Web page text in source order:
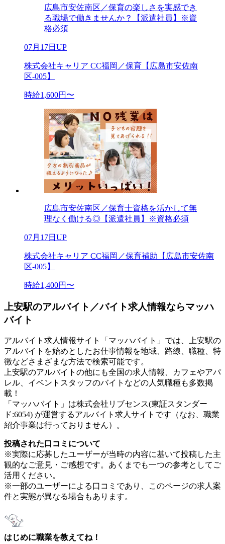
広島市安佐南区／保育の楽しさを実感でき
る職場で働きませんか？【派遣社員】※資
格必須
07月17日UP
株式会社キャリア CC福岡／保育【広島市安佐南
区-005】
時給1,600円〜
広島市安佐南区／保育士資格を活かして無
理なく働ける◎【派遣社員】※資格必須
07月17日UP
株式会社キャリア CC福岡／保育補助【広島市安佐南
区-005】
時給1,400円〜
上安駅のアルバイト／バイト求人情報ならマッハ
バイト
アルバイト求人情報サイト「マッハバイト」では、上安駅の
アルバイトを始めとしたお仕事情報を地域、路線、職種、特
徴などさまざまな方法で検索可能です。
上安駅のアルバイトの他にも全国の求人情報、カフェやアパ
レル、イベントスタッフのバイトなどの人気職種も多数掲
載！
「マッハバイト」は株式会社リブセンス(東証スタンダー
ド:6054) が運営するアルバイト求人サイトです（なお、職業
紹介事業は行っておりません）。
投稿された口コミについて
※実際に応募したユーザーが当時の内容に基いて投稿した主
観的なご意見・ご感想です。あくまでも一つの参考としてご
活用ください。
※一部のユーザーによる口コミであり、このページの求人案
件と実態が異なる場合もあります。
はじめに職業を教えてね！